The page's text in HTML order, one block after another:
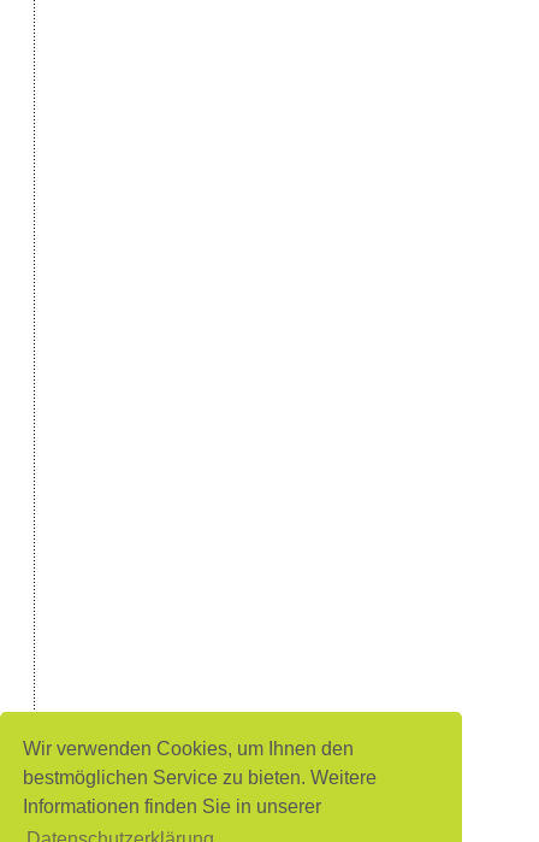
Wir verwenden Cookies, um Ihnen den
bestmöglichen Service zu bieten. Weitere
Informationen finden Sie in unserer